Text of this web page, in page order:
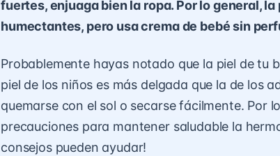
fuertes, enjuaga bien la ropa. Por lo general,
humectantes, pero usa crema de bebé sin
Probablemente hayas notado que la piel de tu
piel de los niños es más delgada que la de los
quemarse con el sol o secarse fácilmente. Por
precauciones para mantener saludable la
consejos pueden ayudar!